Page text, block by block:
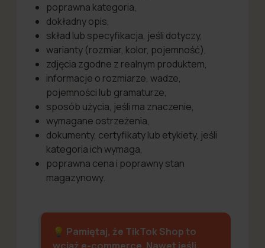
poprawna kategoria,
dokładny opis,
skład lub specyfikacja, jeśli dotyczy,
warianty (rozmiar, kolor, pojemność),
zdjęcia zgodne z realnym produktem,
informacje o rozmiarze, wadze,
pojemności lub gramaturze,
sposób użycia, jeśli ma znaczenie,
wymagane ostrzeżenia,
dokumenty, certyfikaty lub etykiety, jeśli
kategoria ich wymaga,
poprawna cena i poprawny stan
magazynowy.
💡 Pamiętaj, że TikTok Shop to
wciąż e-commerce. Nawet jeśli